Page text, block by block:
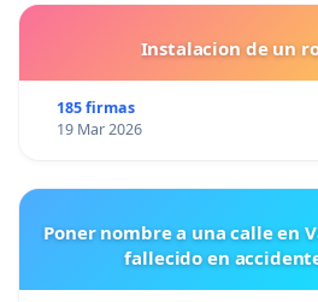
Instalacion de un
185 firmas
19 Mar 2026
Poner nombre a una calle en
fallecido en